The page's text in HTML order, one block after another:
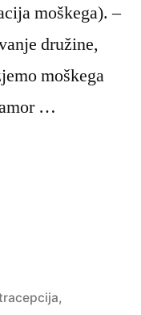
moškega). –
družine,
moškega
…
,